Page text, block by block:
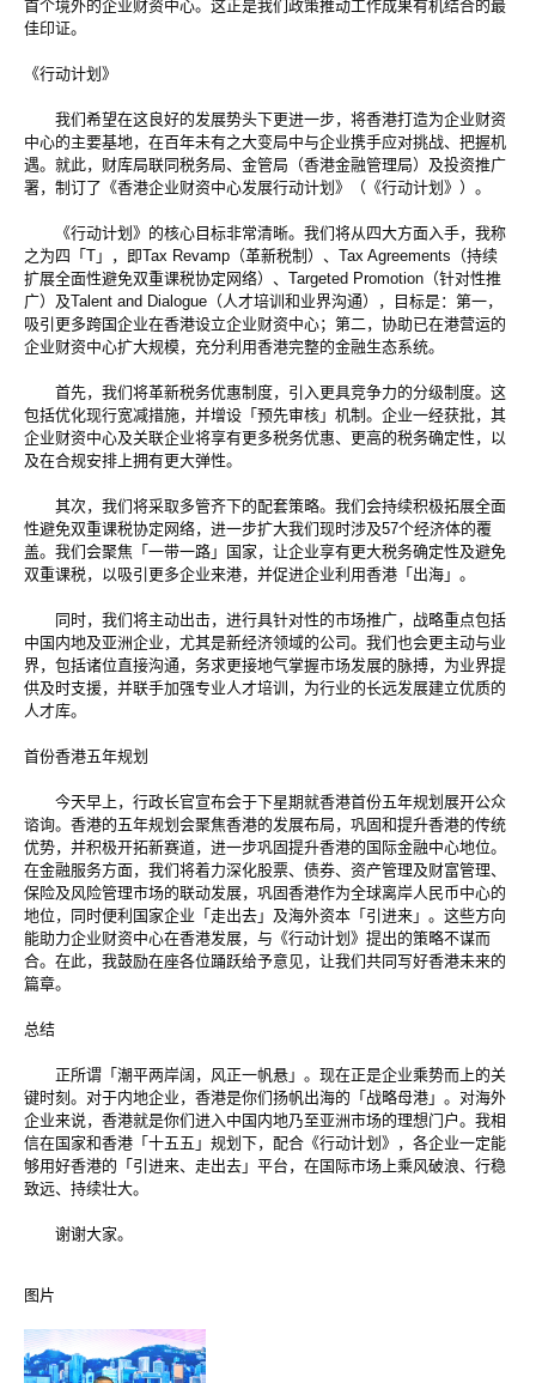
首个境外的企业财资中心。这正是我们政策推动工作成果有机结合的最
佳印证。
《行动计划》
我们希望在这良好的发展势头下更进一步，将香港打造为企业财资
中心的主要基地，在百年未有之大变局中与企业携手应对挑战、把握机
遇。就此，财库局联同税务局、金管局（香港金融管理局）及投资推广
署，制订了《香港企业财资中心发展行动计划》（《行动计划》）。
《行动计划》的核心目标非常清晰。我们将从四大方面入手，我称
之为四「T」，即Tax Revamp（革新税制）、Tax Agreements（持续
扩展全面性避免双重课税协定网络）、Targeted Promotion（针对性推
广）及Talent and Dialogue（人才培训和业界沟通），目标是：第一，
吸引更多跨国企业在香港设立企业财资中心；第二，协助已在港营运的
企业财资中心扩大规模，充分利用香港完整的金融生态系统。
首先，我们将革新税务优惠制度，引入更具竞争力的分级制度。这
包括优化现行宽减措施，并增设「预先审核」机制。企业一经获批，其
企业财资中心及关联企业将享有更多税务优惠、更高的税务确定性，以
及在合规安排上拥有更大弹性。
其次，我们将采取多管齐下的配套策略。我们会持续积极拓展全面
性避免双重课税协定网络，进一步扩大我们现时涉及57个经济体的覆
盖。我们会聚焦「一带一路」国家，让企业享有更大税务确定性及避免
双重课税，以吸引更多企业来港，并促进企业利用香港「出海」。
同时，我们将主动出击，进行具针对性的市场推广，战略重点包括
中国内地及亚洲企业，尤其是新经济领域的公司。我们也会更主动与业
界，包括诸位直接沟通，务求更接地气掌握市场发展的脉搏，为业界提
供及时支援，并联手加强专业人才培训，为行业的长远发展建立优质的
人才库。
首份香港五年规划
今天早上，行政长官宣布会于下星期就香港首份五年规划展开公众
谘询。香港的五年规划会聚焦香港的发展布局，巩固和提升香港的传统
优势，并积极开拓新赛道，进一步巩固提升香港的国际金融中心地位。
在金融服务方面，我们将着力深化股票、债券、资产管理及财富管理、
保险及风险管理市场的联动发展，巩固香港作为全球离岸人民币中心的
地位，同时便利国家企业「走出去」及海外资本「引进来」。这些方向
能助力企业财资中心在香港发展，与《行动计划》提出的策略不谋而
合。在此，我鼓励在座各位踊跃给予意见，让我们共同写好香港未来的
篇章。
总结
正所谓「潮平两岸阔，风正一帆悬」。现在正是企业乘势而上的关
键时刻。对于内地企业，香港是你们扬帆出海的「战略母港」。对海外
企业来说，香港就是你们进入中国内地乃至亚洲市场的理想门户。我相
信在国家和香港「十五五」规划下，配合《行动计划》，各企业一定能
够用好香港的「引进来、走出去」平台，在国际市场上乘风破浪、行稳
致远、持续壮大。
谢谢大家。
图片